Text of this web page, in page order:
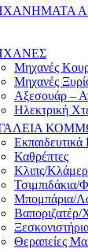
Μηχανές
Μηχανές
Αξεσουάρ –
Ηλεκτρική
Καθρέπτες
Κλιπς/Κλάμερ
Τσιμπιδάκια/
Μπομπάρια/
Βαποριζατέρ/
Θεραπείες